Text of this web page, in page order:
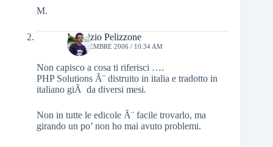
M.
Maurizio Pelizzone
3 SETTEMBRE 2006 / 10:34 AM
Non capisco a cosa ti riferisci ….
PHP Solutions Ã¨ distruito in italia e tradotto in
italiano giÃ da diversi mesi.
Non in tutte le edicole Ã¨ facile trovarlo, ma
girando un po’ non ho mai avuto problemi.